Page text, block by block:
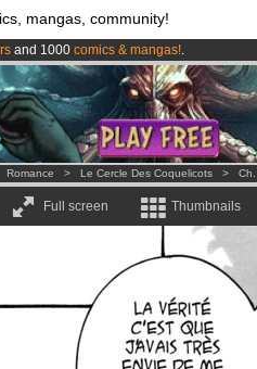
mangas, community!
and 1000 comics & mangas!.
LIVE!.
3.95 euros per month !Get membership
Romance > Le Cercle Des Coquelicots >
Full screen Thumbnails